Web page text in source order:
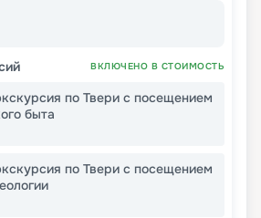
ВКЛЮЧЕНО В СТОИМОСТЬ
по Твери с посещением
быта
по Твери с посещением